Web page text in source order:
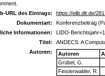
URL des Eintrags:
https://elib.dlr.de/
Dokumentart:
Konferenzbeitrag
Informationen:
LIDO-
Titel:
ANDECS: A
Autoren:
Autoren
Grübel, G.
Finsterwalder, R.